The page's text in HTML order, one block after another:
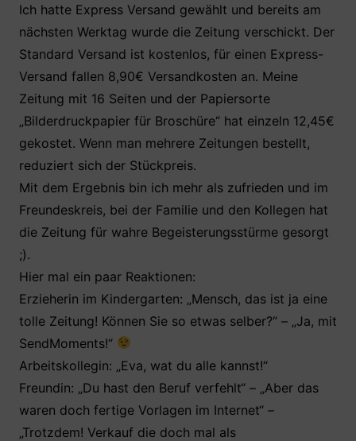
Ich hatte Express Versand gewählt und bereits am
nächsten Werktag wurde die Zeitung verschickt. Der
Standard Versand ist kostenlos, für einen Express-
Versand fallen 8,90€ Versandkosten an. Meine
Zeitung mit 16 Seiten und der Papiersorte
„Bilderdruckpapier für Broschüre“ hat einzeln 12,45€
gekostet. Wenn man mehrere Zeitungen bestellt,
reduziert sich der Stückpreis.
Mit dem Ergebnis bin ich mehr als zufrieden und im
Freundeskreis, bei der Familie und den Kollegen hat
die Zeitung für wahre Begeisterungsstürme gesorgt
;).
Hier mal ein paar Reaktionen:
Erzieherin im Kindergarten: „Mensch, das ist ja eine
tolle Zeitung! Können Sie so etwas selber?“ – „Ja, mit
SendMoments!“
Arbeitskollegin: „Eva, wat du alle kannst!“
Freundin: „Du hast den Beruf verfehlt“ – „Aber das
waren doch fertige Vorlagen im Internet“ –
„Trotzdem! Verkauf die doch mal als